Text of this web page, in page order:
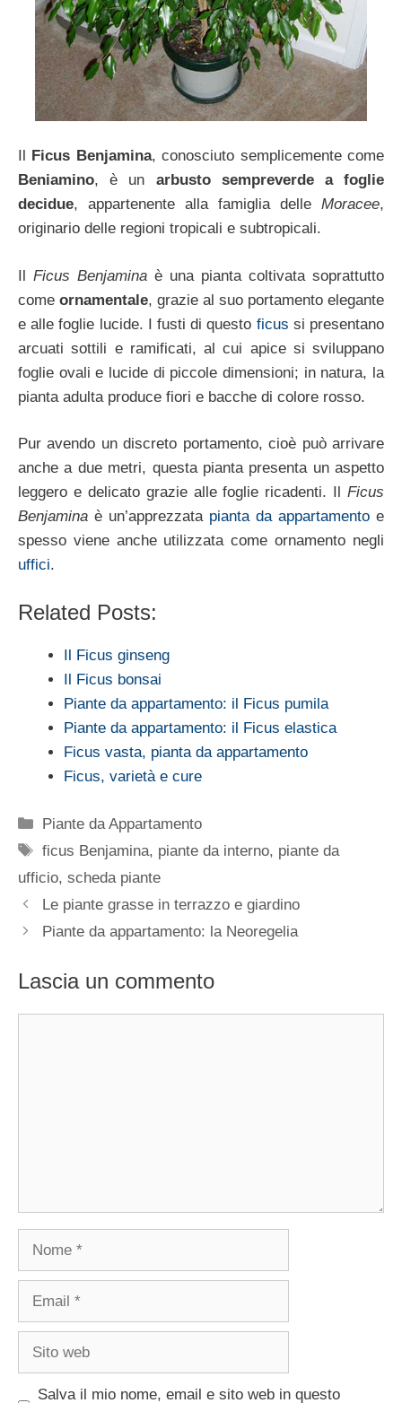
Ficus Benjamina, conosciuto semplicemente come
Beniamino, è un arbusto sempreverde a foglie
decidue, appartenente alla famiglia delle Moracee,
originario delle regioni tropicali e subtropicali.
Il Ficus Benjamina è una pianta coltivata soprattutto
come ornamentale, grazie al suo portamento elegante
e alle foglie lucide. I fusti di questo ficus si presentano
arcuati sottili e ramificati, al cui apice si sviluppano
foglie ovali e lucide di piccole dimensioni; in natura, la
pianta adulta produce fiori e bacche di colore rosso.
Pur avendo un discreto portamento, cioè può arrivare
anche a due metri, questa pianta presenta un aspetto
leggero e delicato grazie alle foglie ricadenti. Il Ficus
Benjamina è un’apprezzata pianta da appartamento e
spesso viene anche utilizzata come ornamento negli
uffici.
Related Posts:
Il Ficus ginseng
Il Ficus bonsai
Piante da appartamento: il Ficus pumila
Piante da appartamento: il Ficus elastica
Ficus vasta, pianta da appartamento
Ficus, varietà e cure
Categorie
Piante da Appartamento
Tag
ficus Benjamina, piante da interno, piante da
ufficio, scheda piante
Le piante grasse in terrazzo e giardino
Piante da appartamento: la Neoregelia
Lascia un commento
Salva il mio nome, email e sito web in questo